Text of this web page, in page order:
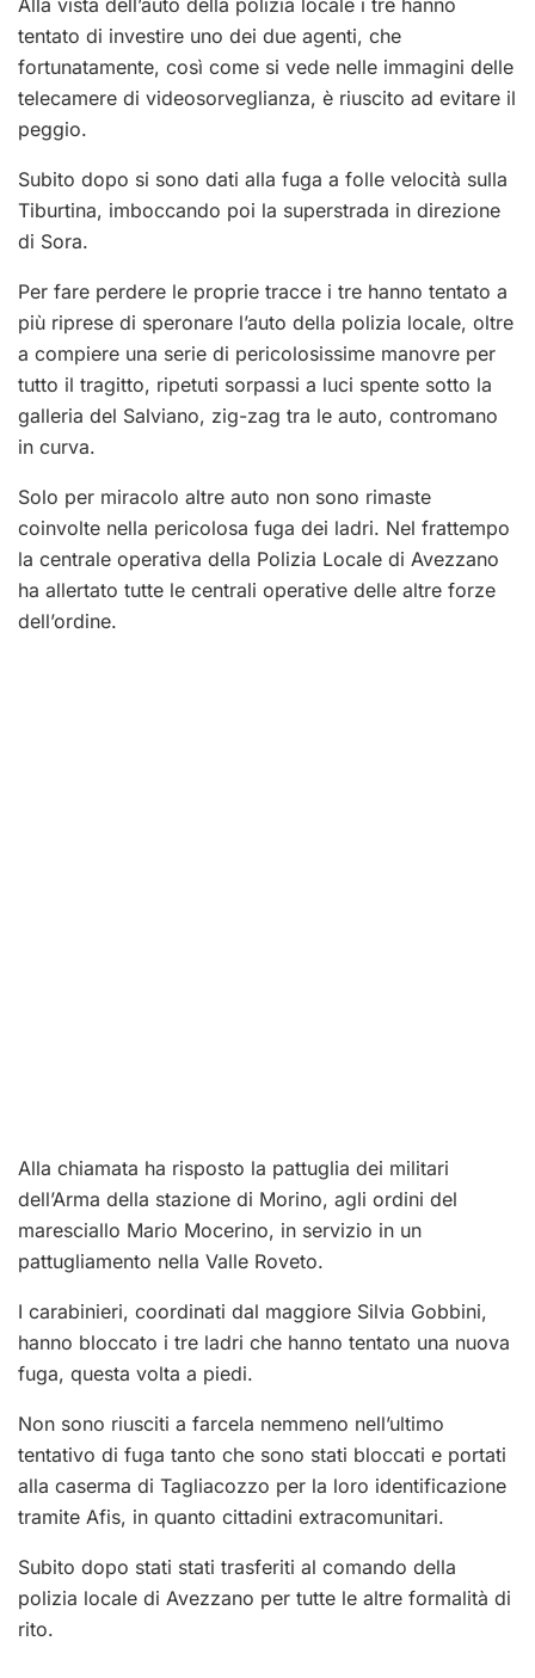
Alla vista dell’auto della polizia locale i tre hanno
tentato di investire uno dei due agenti, che
fortunatamente, così come si vede nelle immagini delle
telecamere di videosorveglianza, è riuscito ad evitare il
peggio.
Subito dopo si sono dati alla fuga a folle velocità sulla
Tiburtina, imboccando poi la superstrada in direzione
di Sora.
Per fare perdere le proprie tracce i tre hanno tentato a
più riprese di speronare l’auto della polizia locale, oltre
a compiere una serie di pericolosissime manovre per
tutto il tragitto, ripetuti sorpassi a luci spente sotto la
galleria del Salviano, zig-zag tra le auto, contromano
in curva.
Solo per miracolo altre auto non sono rimaste
coinvolte nella pericolosa fuga dei ladri. Nel frattempo
la centrale operativa della Polizia Locale di Avezzano
ha allertato tutte le centrali operative delle altre forze
dell’ordine.
Alla chiamata ha risposto la pattuglia dei militari
dell’Arma della stazione di Morino, agli ordini del
maresciallo Mario Mocerino, in servizio in un
pattugliamento nella Valle Roveto.
I carabinieri, coordinati dal maggiore Silvia Gobbini,
hanno bloccato i tre ladri che hanno tentato una nuova
fuga, questa volta a piedi.
Non sono riusciti a farcela nemmeno nell’ultimo
tentativo di fuga tanto che sono stati bloccati e portati
alla caserma di Tagliacozzo per la loro identificazione
tramite Afis, in quanto cittadini extracomunitari.
Subito dopo stati stati trasferiti al comando della
polizia locale di Avezzano per tutte le altre formalità di
rito.